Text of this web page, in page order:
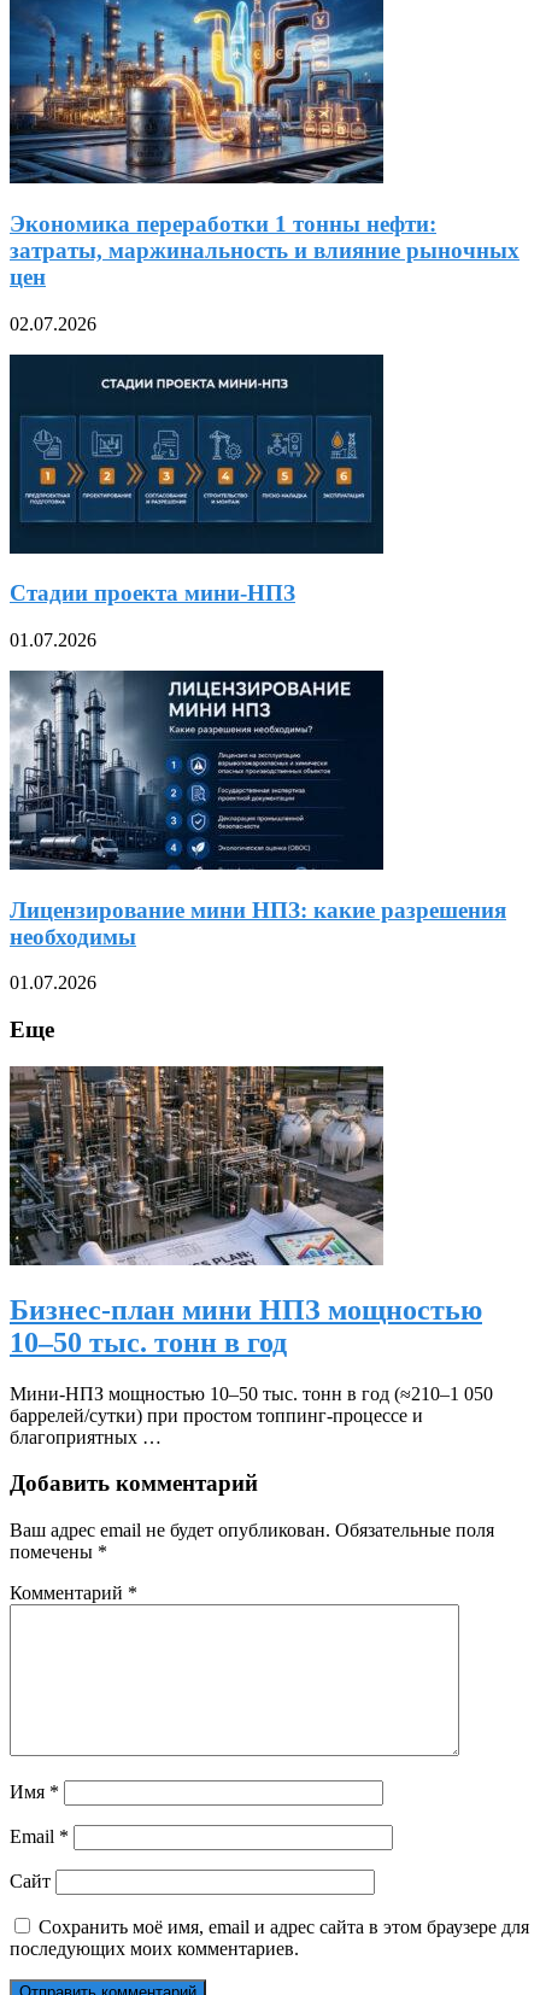
Экономика переработки 1 тонны нефти:
затраты, маржинальность и влияние рыночных
цен
02.07.2026
Стадии проекта мини-НПЗ
01.07.2026
Лицензирование мини НПЗ: какие разрешения
необходимы
01.07.2026
Еще
Бизнес-план мини НПЗ мощностью
10–50 тыс. тонн в год
Мини‑НПЗ мощностью 10–50 тыс. тонн в год (≈210–1 050
баррелей/сутки) при простом топпинг‑процессе и
благоприятных …
Добавить комментарий
Ваш адрес email не будет опубликован. Обязательные поля
помечены *
Комментарий *
Имя *
Email *
Сайт
Сохранить моё имя, email и адрес сайта в этом браузере для
последующих моих комментариев.